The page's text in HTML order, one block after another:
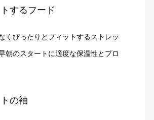
するフード
くぴったりとフィットするストレッ
朝のスタートに適度な保温性とプロ
の袖